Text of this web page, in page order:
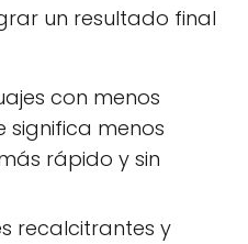
un resultado final
con menos
significa menos
rápido y sin
recalcitrantes y